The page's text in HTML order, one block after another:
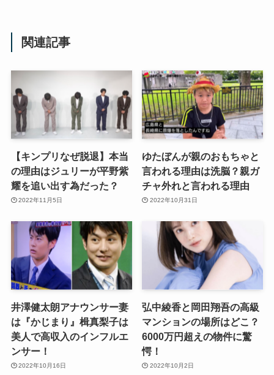
関連記事
【キンプリなぜ脱退】本当
の理由はジュリーが平野紫
耀を追い出す為だった？
2022年11月5日
ゆたぼんが親のおもちゃと
言われる理由は洗脳？親ガ
チャ外れと言われる理由
2022年10月31日
井澤健太朗アナウンサー妻
は『かじまり』楫真梨子は
美人で高収入のインフルエ
ンサー！
2022年10月16日
弘中綾香と岡田翔吾の高級
マンションの場所はどこ？
6000万円超えの物件に驚
愕！
2022年10月2日